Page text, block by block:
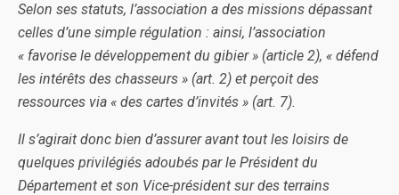
Selon ses statuts, l’association a des missions dépassant
celles d’une simple régulation : ainsi, l’association
« favorise le développement du gibier » (article 2), « défend
les intérêts des chasseurs » (art. 2) et perçoit des
ressources via « des cartes d’invités » (art. 7).
Il s’agirait donc bien d’assurer avant tout les loisirs de
quelques privilégiés adoubés par le Président du
Département et son Vice-président sur des terrains